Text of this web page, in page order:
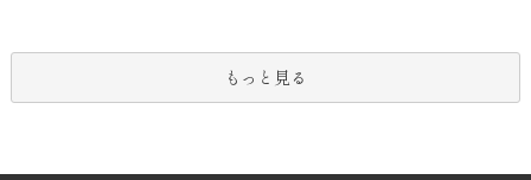
もっと見る